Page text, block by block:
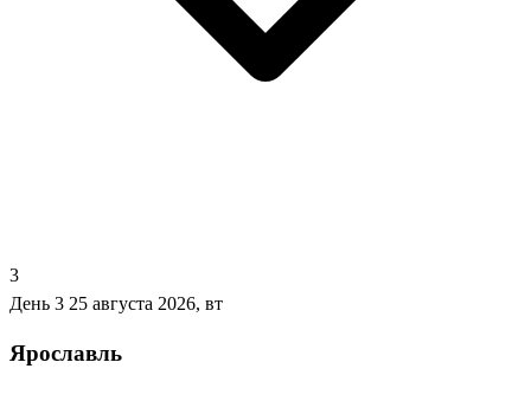
3
День 3 25 августа 2026, вт
Ярославль